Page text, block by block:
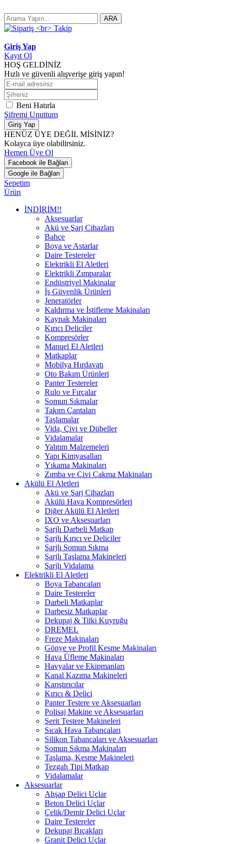
ARA
Giriş Yap
Kayıt Ol
HOŞ GELDİNİZ
Hızlı ve güvenli alışverişe giriş yapın!
Beni Hatırla
Şifremi Unuttum
Giriş Yap
HENÜZ ÜYE DEĞİL MİSİNİZ?
Kolayca üye olabilirsiniz.
Hemen Üye Ol
Facebook ile Bağlan
Google ile Bağlan
Sepetim
Ürün
İNDİRİM!!
Aksesuarlar
Akü ve Şarj Cihazları
Bahçe
Boya ve Astarlar
Daire Testereler
Elektrikli El Aletleri
Elektrikli Zımparalar
Endüstriyel Makinalar
İş Güvenlik Ürünleri
Jeneratörler
Kaldırma ve İstifleme Makinaları
Kaynak Makinaları
Kırıcı Deliciler
Kompresörler
Manuel El Aletleri
Matkaplar
Mobilya Hırdavatı
Oto Bakım Ürünleri
Panter Testereler
Rulo ve Fırçalar
Somun Sıkmalar
Takım Çantaları
Taşlamalar
Vida, Çivi ve Dübeller
Vidalamalar
Yalıtım Malzemeleri
Yapı Kimyasalları
Yıkama Makinaları
Zımba ve Çivi Çakma Makinaları
Akülü El Aletleri
Akü ve Şarj Cihazları
Akülü Hava Kompresörleri
Diğer Akülü El Aletleri
IXO ve Aksesuarları
Şarjlı Darbeli Matkap
Şarjlı Kırıcı ve Deliciler
Şarjlı Somun Sıkma
Şarjlı Taşlama Makineleri
Şarjlı Vidalama
Elektrikli El Aletleri
Boya Tabancaları
Daire Testereler
Darbeli Matkaplar
Darbesiz Matkaplar
Dekupaj & Tilki Kuyruğu
DREMEL
Freze Makinaları
Gönye ve Profil Kesme Makinaları
Hava Üfleme Makinaları
Havyalar ve Ekipmanları
Kanal Kazıma Makineleri
Karıştırıcılar
Kırıcı & Delici
Panter Testere ve Aksesuarları
Polisaj Makine ve Aksesuarları
Şerit Testere Makineleri
Sıcak Hava Tabancaları
Silikon Tabancaları ve Aksesuarları
Somun Sıkma Makinaları
Taşlama, Kesme Makineleri
Tezgah Tipi Matkap
Vidalamalar
Aksesuarlar
Ahşap Delici Uçlar
Beton Delici Uçlar
Çelik/Demir Delici Uçlar
Daire Testereler
Dekupaj Bıçakları
Granit Delici Uçlar